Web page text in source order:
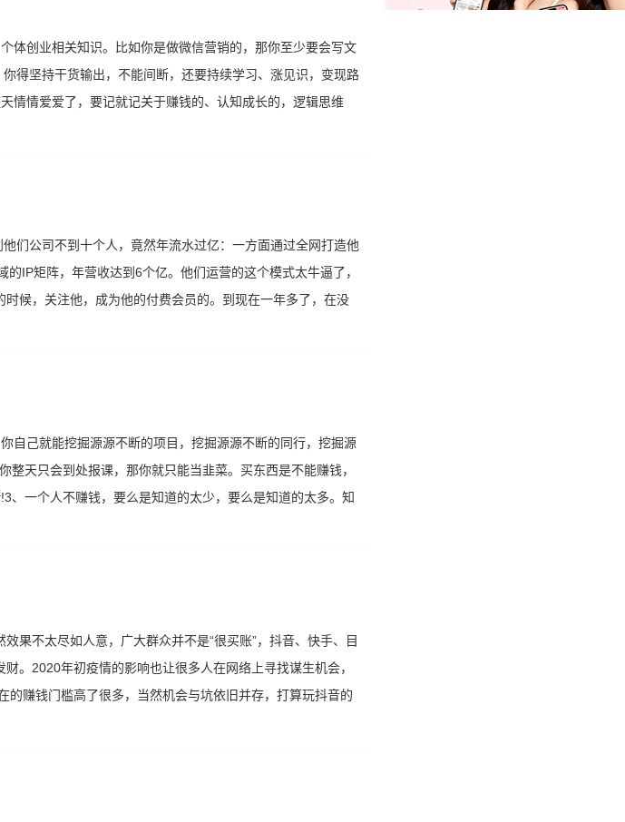
体创业相关知识。比如你是做微信营销的，那你至少要会写文
得坚持干货输出，不能间断，还要持续学习、涨见识，变现路
情情爱爱了，要记就记关于赚钱的、认知成长的，逻辑思维
们公司不到十个人，竟然年流水过亿：一方面通过全网打造他
IP矩阵，年营收达到6个亿。他们运营的这个模式太牛逼了，
候，关注他，成为他的付费会员的。到现在一年多了，在没
自己就能挖掘源源不断的项目，挖掘源源不断的同行，挖掘源
天只会到处报课，那你就只能当韭菜。买东西是不能赚钱，
、一个人不赚钱，要么是知道的太少，要么是知道的太多。知
果不太尽如人意，广大群众并不是“很买账”，抖音、快手、目
。2020年初疫情的影响也让很多人在网络上寻找谋生机会，
赚钱门槛高了很多，当然机会与坑依旧并存，打算玩抖音的